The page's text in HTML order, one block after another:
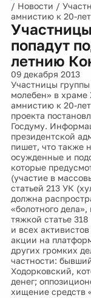
/ Новости /
амнистию к 20-
попадут
летнию
09 декабря 2013
Участницы
молебен» в храме
амнистию к 20-
проекта
Госдуму.
президентской
пишет, что также
осужденные и
которые
(участие в
статьей 213 УК
должна
«болотного
тяжкой статье
и всех
акции на
других громких
частности:
Ходорковский,
денег;
хищение средств